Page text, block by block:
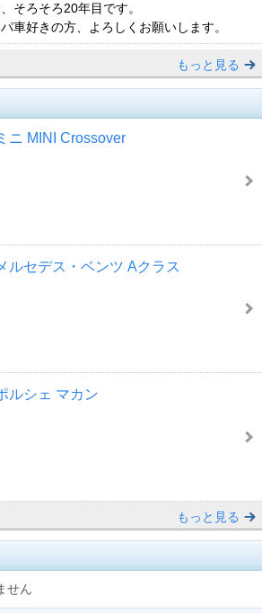
そろそろ20年目です。
車好きの方、よろしくお願いします。
もっと見る
ニ MINI Crossover
ルセデス・ベンツ Aクラス
ルシェ マカン
もっと見る
せん